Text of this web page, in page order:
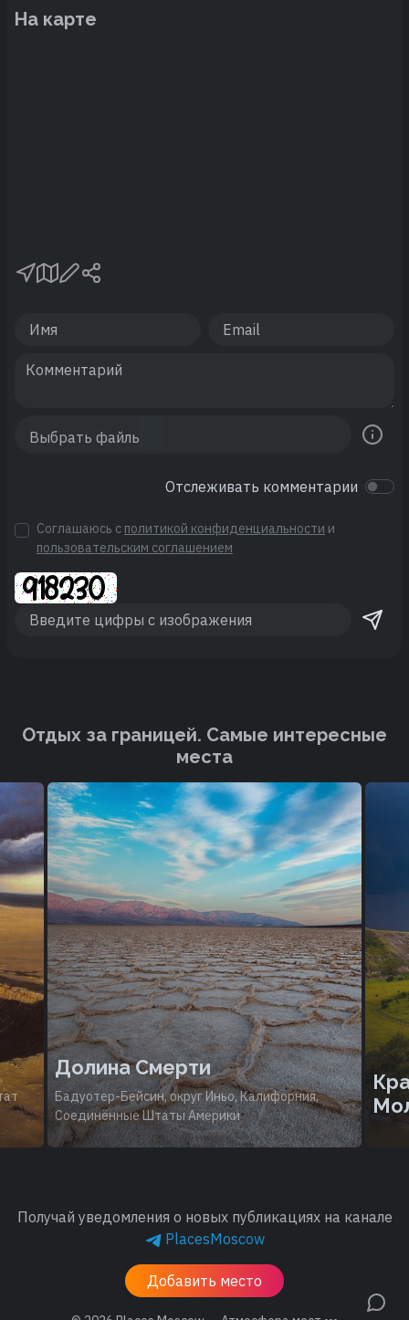
На карте
Отслеживать комментарии
Соглашаюсь с политикой конфиденциальности и
пользовательским соглашением
Отдых за границей. Cамые интересные
места
Долина Смерти
Бадуотер-Бейсин, округ Иньо, Калифорния,
Соединённые Штаты Америки
Получай уведомления о новых публикациях на канале
PlacesMoscow
Добавить место